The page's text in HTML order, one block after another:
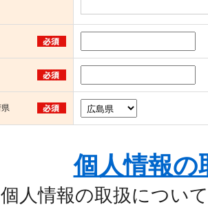
県
個人情報の
個人情報の取扱につい